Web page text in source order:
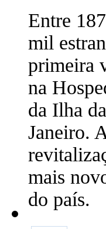
Entre
mil
primeira
na
da Ilha
Janeiro.
mais
do país.